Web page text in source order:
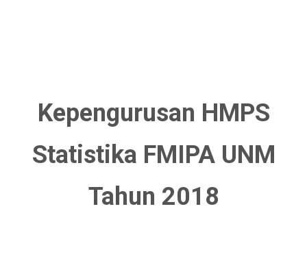
Kepengurusan HMPS
Statistika FMIPA UNM
Tahun 2018